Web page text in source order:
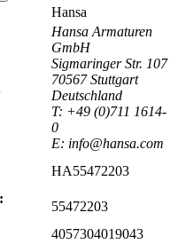
Hansa
Hansa Armaturen
GmbH
Sigmaringer Str. 107
70567 Stuttgart
Deutschland
T: +49 (0)711 1614-
0
E: info@hansa.com
HA55472203
55472203
4057304019043